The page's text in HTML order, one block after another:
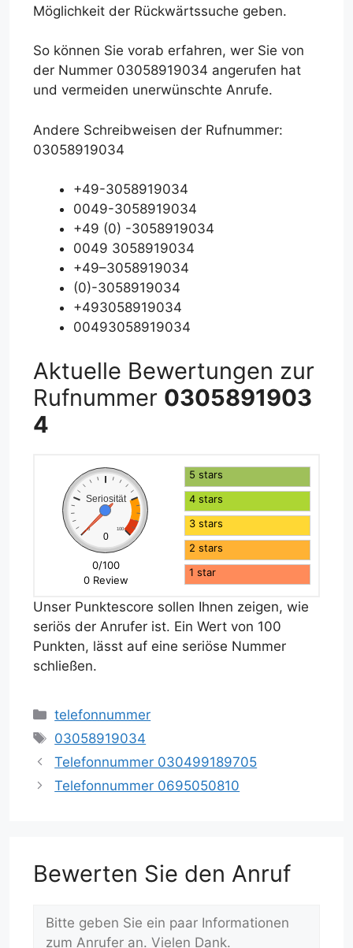
Möglichkeit der Rückwärtssuche geben.
So können Sie vorab erfahren, wer Sie von
der Nummer 03058919034 angerufen hat
und vermeiden unerwünschte Anrufe.
Andere Schreibweisen der Rufnummer:
03058919034
+49-3058919034
0049-3058919034
+49 (0) -3058919034
0049 3058919034
+49–3058919034
(0)-3058919034
+493058919034
00493058919034
Aktuelle Bewertungen zur
Rufnummer 0305891903
4
Seriosität
0 100
0
0/100
0 Review
5 stars
4 stars
3 stars
2 stars
1 star
Unser Punktescore sollen Ihnen zeigen, wie
seriös der Anrufer ist. Ein Wert von 100
Punkten, lässt auf eine seriöse Nummer
schließen.
Kategorien
telefonnummer
Schlagwörter
03058919034
Telefonnummer 030499189705
Telefonnummer 0695050810
Bewerten Sie den Anruf